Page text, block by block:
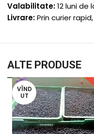
Valabilitate:12 luni
Livrare:Prin curier
ALTE PRODUSE
VÎND
UT